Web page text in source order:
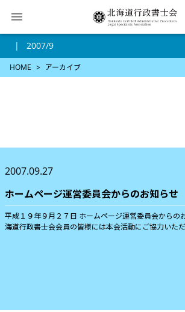
2007/9
HOME アーカイブ
2007.09.27
ホームページ運営委員会からのお知らせ
平成１９年９月２７日 ホームページ運営委員会から
海道行政書士会会員の皆様には本会活動にご協力いた